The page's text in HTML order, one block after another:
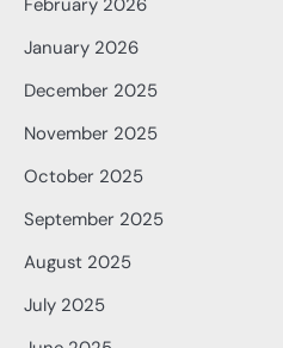
February 2026
January 2026
December 2025
November 2025
October 2025
September 2025
August 2025
July 2025